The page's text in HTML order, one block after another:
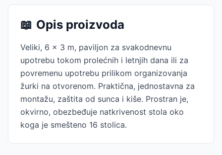
📖 Opis proizvoda
Veliki, 6 x 3 m, paviljon za svakodnevnu
upotrebu tokom prolećnih i letnjih dana ili za
povremenu upotrebu prilikom organizovanja
žurki na otvorenom. Praktična, jednostavna za
montažu, zaštita od sunca i kiše. Prostran je,
okvirno, obezbeđuje natkrivenost stola oko
koga je smešteno 16 stolica.